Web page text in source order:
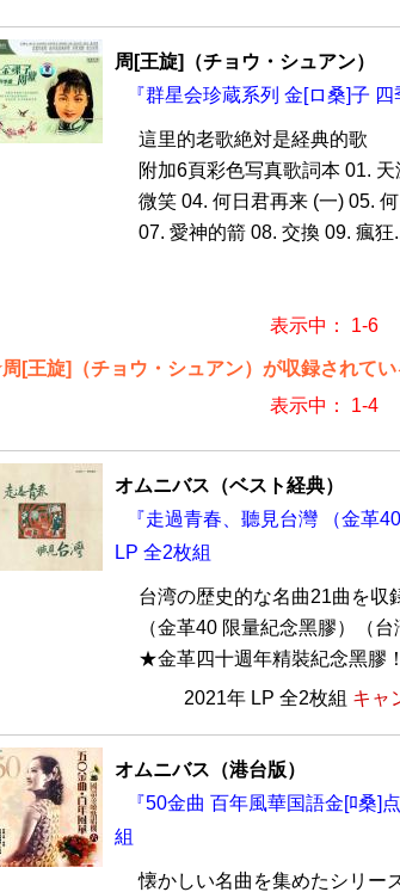
周[王旋]（チョウ・シュアン）
『群星会珍蔵系列 金[ロ桑]子
這里的老歌絶対是経典的歌
附加6頁彩色写真歌詞本 01.
微笑 04. 何日君再来 (一) 05.
07. 愛神的箭 08. 交換 09. 瘋狂
表示中： 1-6
[王旋]（チョウ・シュアン）が収録されてい
表示中： 1-4
オムニバス（ベスト経典）
『走過青春、聽見台灣 （金革
LP 全2枚組
台湾の歴史的な名曲21曲を収
（金革40 限量紀念黑膠）（
★金革四十週年精裝紀念黑膠
2021年 LP 全2枚組 キャ
オムニバス（港台版）
『50金曲 百年風華国語金[ﾛ桑]
組
懐かしい名曲を集めたシリー